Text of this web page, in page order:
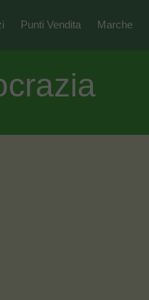
Punti Vendita Marche